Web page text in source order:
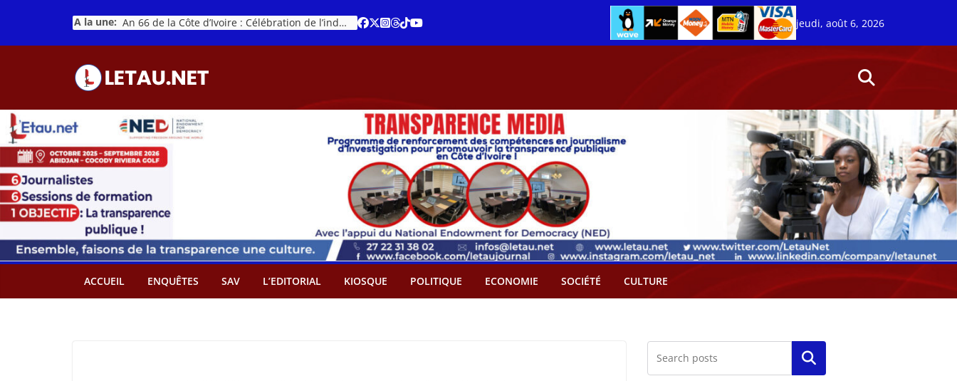
contenu
A la une: Cacao – Prix minimum garanti : Des producteurs demande son abandon jeudi, août 6, 2026
ACCUEIL ENQUÊTES SAV L’EDITORIAL KIOSQUE POLITIQUE ECONOMIE SOCIÉTÉ CULTURE
Rechercher